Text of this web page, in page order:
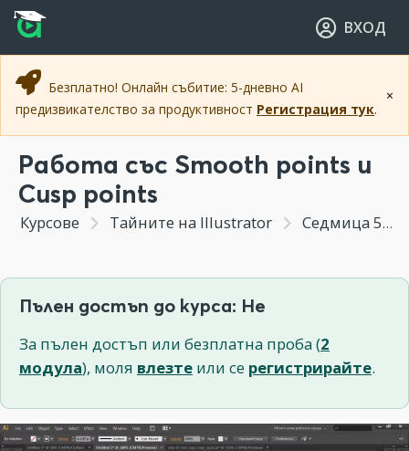
Прескочи към основното съдържание
Прескочи към навигацията
ВХОД
×
Безплатно! Онлайн събитие: 5-дневно AI
предизвикателство за продуктивност Регистрация тук.
Работа със Smooth points и
Cusp points
Курсове Тайните на Illustrator Седмица 5 - Техники за комплексни форми и оцветяване, Майстор Пен и цветовете
Пълен достъп до курса: Не
За пълен достъп или безплатна проба (2
модула), моля влезте или се регистрирайте.